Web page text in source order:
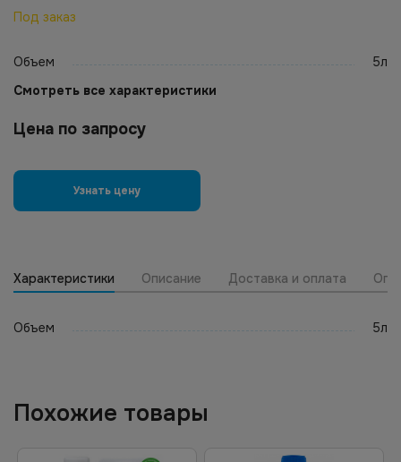
Под заказ
Объем
5л
Смотреть все характеристики
Цена по запросу
Узнать цену
Характеристики Описание Доставка и оплата
Объем 5л
Похожие товары